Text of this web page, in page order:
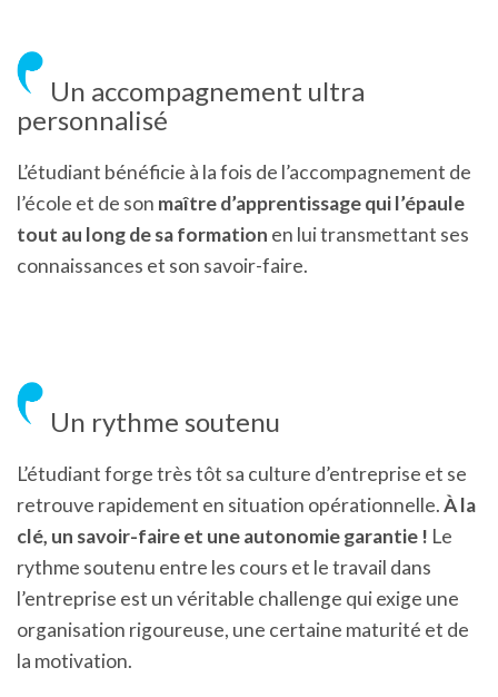
Un accompagnement ultra
personnalisé
L’étudiant bénéficie à la fois de l’accompagnement de
l’école et de son maître d’apprentissage qui l’épaule
tout au long de sa formation en lui transmettant ses
connaissances et son savoir-faire.
Un rythme soutenu
L’étudiant forge très tôt sa culture d’entreprise et se
retrouve rapidement en situation opérationnelle.À la
clé, un savoir-faire et une autonomie garantie ! Le
rythme soutenu entre les cours et le travail dans
l’entreprise est un véritable challenge qui exige une
organisation rigoureuse, une certaine maturité et de
la motivation.